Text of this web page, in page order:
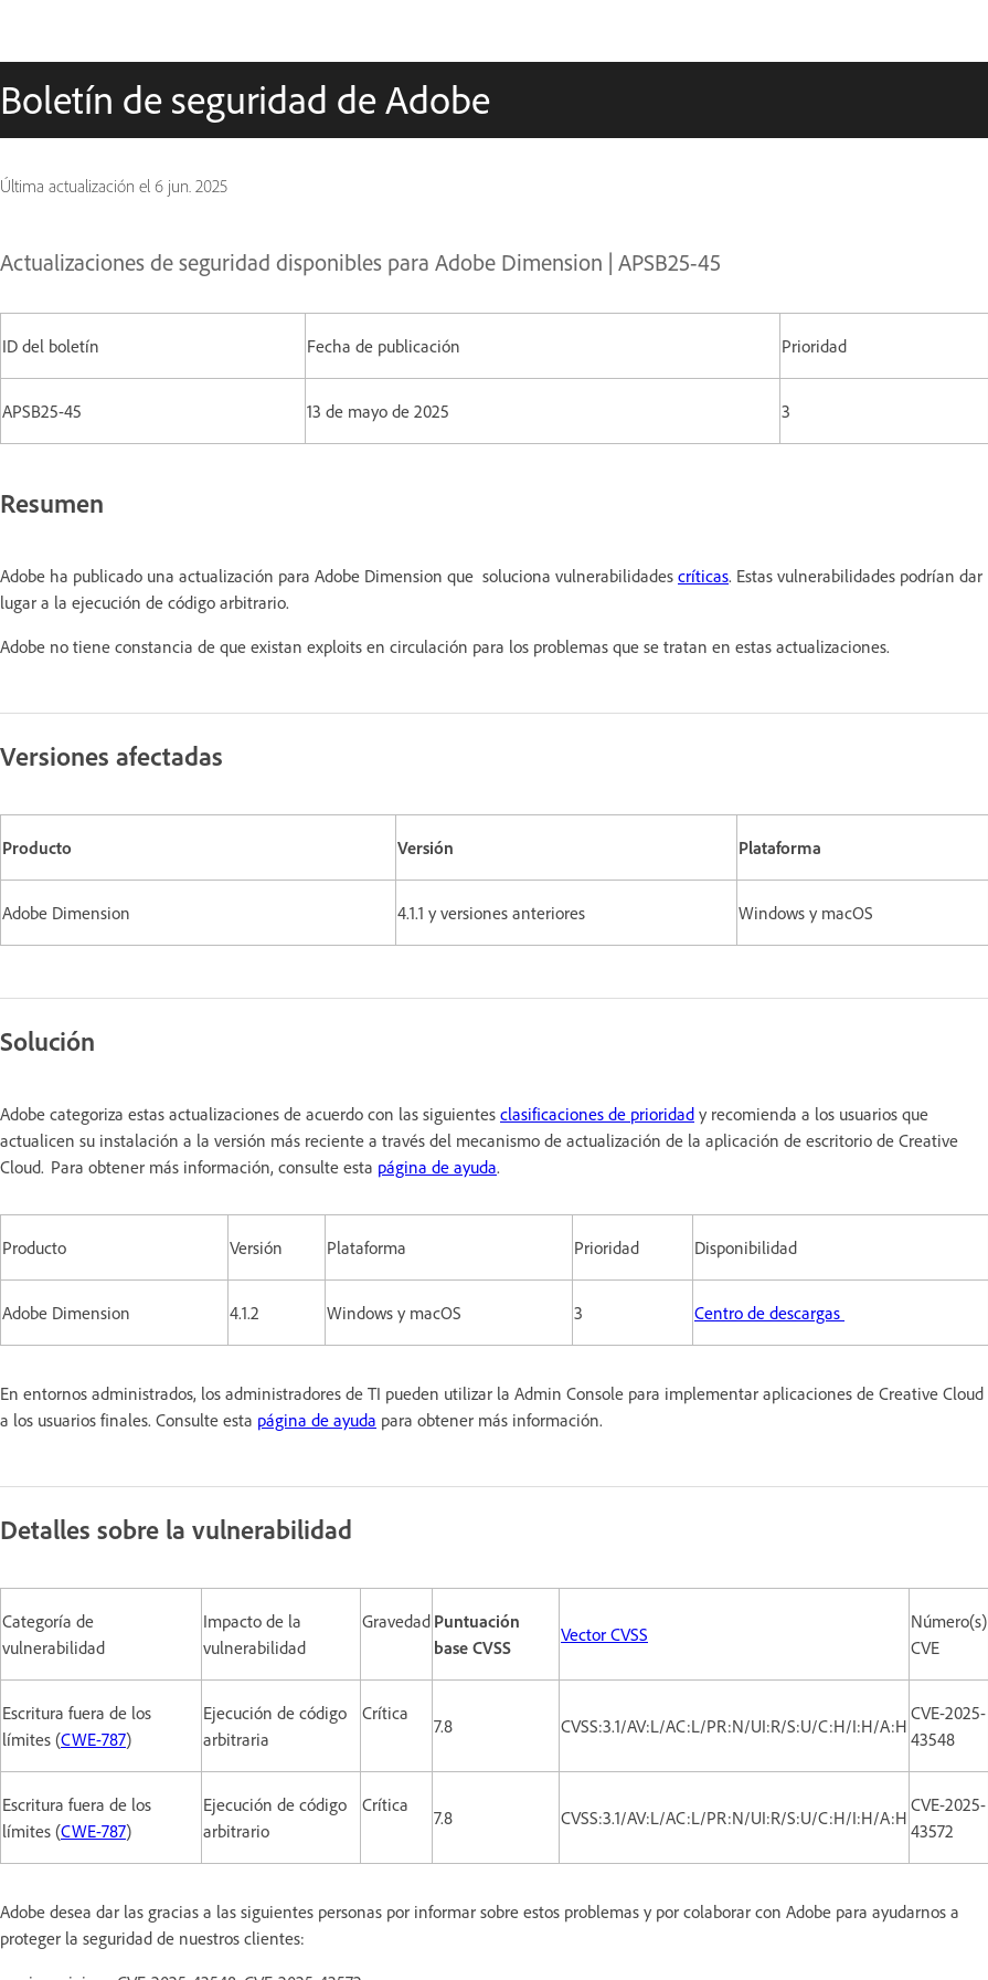
Boletín de seguridad de Adobe
Última actualización el 6 jun. 2025
Actualizaciones de seguridad disponibles para Adobe Dimension | APSB25-45
ID del boletín Fecha de publicación Prioridad
APSB25-45 13 de mayo de 2025 3
Resumen
Adobe ha publicado una actualización para Adobe Dimension que soluciona vulnerabilidades críticas. Estas vulnerabilidades podrían dar
lugar a la ejecución de código arbitrario.
Adobe no tiene constancia de que existan exploits en circulación para los problemas que se tratan en estas actualizaciones.
Versiones afectadas
Producto Versión Plataforma
Adobe Dimension 4.1.1 y versiones anteriores Windows y macOS
Solución
Adobe categoriza estas actualizaciones de acuerdo con las siguientes clasificaciones de prioridad y recomienda a los usuarios que
actualicen su instalación a la versión más reciente a través del mecanismo de actualización de la aplicación de escritorio de Creative
Cloud. Para obtener más información, consulte esta página de ayuda.
Producto Versión Plataforma Prioridad Disponibilidad
Adobe Dimension 4.1.2 Windows y macOS 3 Centro de descargas
En entornos administrados, los administradores de TI pueden utilizar la Admin Console para implementar aplicaciones de Creative Cloud
a los usuarios finales. Consulte esta página de ayuda para obtener más información.
Detalles sobre la vulnerabilidad
Categoría de
vulnerabilidad
Impacto de la
vulnerabilidad
Gravedad Puntuación
base CVSS
Vector CVSS
Número(s)
CVE
Escritura fuera de los
límites (CWE-787)
Ejecución de código
arbitraria
Crítica
7.8 CVSS:3.1/AV:L/AC:L/PR:N/UI:R/S:U/C:H/I:H/A:H
CVE-2025-
43548
Escritura fuera de los
límites (CWE-787)
Ejecución de código
arbitrario
Crítica
7.8 CVSS:3.1/AV:L/AC:L/PR:N/UI:R/S:U/C:H/I:H/A:H
CVE-2025-
43572
Adobe desea dar las gracias a las siguientes personas por informar sobre estos problemas y por colaborar con Adobe para ayudarnos a
proteger la seguridad de nuestros clientes: